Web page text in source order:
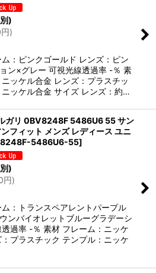
)
円)
：ピンクゴールド レンズ：ピン
ン×グレー 可視光線透過率 -％ 素
ッケル合金 レンズ：プラスチッ
ニッケル合金 サイズ レンズ：約…
ガリ 0BV8248F 5486U6 55 サン
フィット メンズ レディース ユニ
5486U6-55]
)
円)
：トランスペアレントパープル
ンバイオレットブルーグラデーシ
透過率 -％ 素材 フレーム：ニッケ
プラスチック テンプル：ニッケ